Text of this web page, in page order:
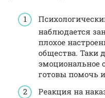
наблюдается
плохое
общества. Таки
эмоциональное
готовы помочь
Реакция на